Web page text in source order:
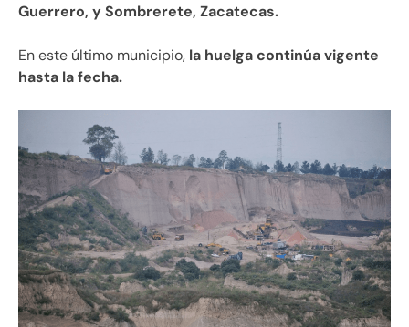
Guerrero, y Sombrerete, Zacatecas.
En este último municipio, la huelga continúa vigente
hasta la fecha.